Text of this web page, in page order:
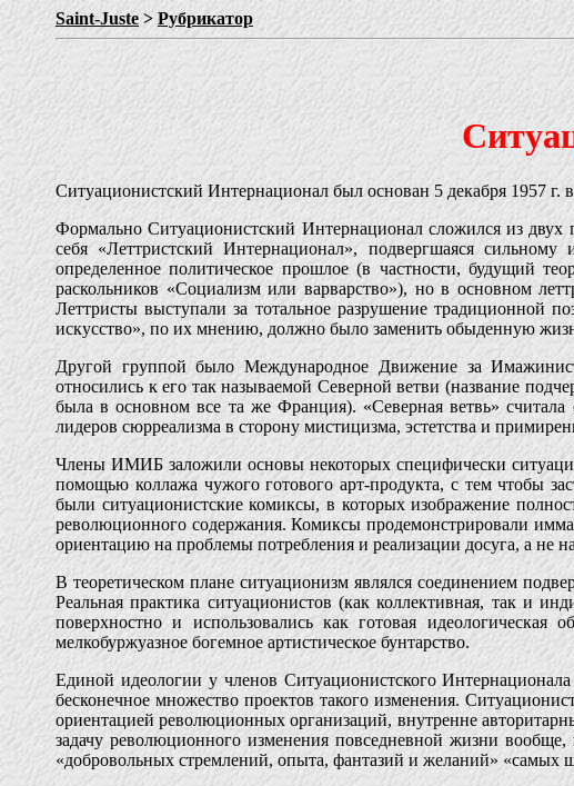
Saint-Juste > Рубрикатор
Ситуационистский Интернационал был основан 5 декабря 1957
Формально Ситуационистский Интернационал сложился из
себя «Леттристский Интернационал», подвергшаяся
определенное политическое прошлое (в частности, будущий
раскольников «Социализм или варварство»), но в основном
Леттристы выступали за тотальное разрушение традиционной
искусство», по их мнению, должно было заменить обыденную
Другой группой было Международное Движение за
относились к его так называемой Северной ветви (название
была в основном все та же Франция). «Северная ветвь»
лидеров сюрреализма в сторону мистицизма, эстетства и
Члены ИМИБ заложили основы некоторых специфически
помощью коллажа чужого готового арт-продукта, с тем чтобы
были ситуационистские комиксы, в которых изображение
революционного содержания. Комиксы продемонстрировали
ориентацию на проблемы потребления и реализации досуга, а не
В теоретическом плане ситуационизм являлся соединением
Реальная практика ситуационистов (как коллективная, так и
поверхностно и использовались как готовая идеологическая
мелкобуржуазное богемное артистическое бунтарство.
Единой идеологии у членов Ситуационистского
бесконечное множество проектов такого изменения.
ориентацией революционных организаций, внутренне
задачу революционного изменения повседневной жизни
«добровольных стремлений, опыта, фантазий и желаний»